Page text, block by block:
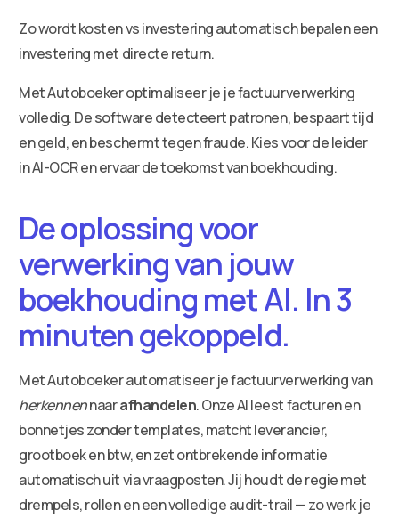
Zo wordt kosten vs investering automatisch bepalen een
investering met directe return.
Met Autoboeker optimaliseer je je factuurverwerking
volledig. De software detecteert patronen, bespaart tijd
en geld, en beschermt tegen fraude. Kies voor de leider
in AI-OCR en ervaar de toekomst van boekhouding.
De oplossing voor
verwerking van jouw
boekhouding met AI. In 3
minuten gekoppeld.
Met Autoboeker automatiseer je factuurverwerking van
herkennennaarafhandelen. Onze AI leest facturen en
bonnetjes zonder templates, matcht leverancier,
grootboek en btw, en zet ontbrekende informatie
automatisch uit via vraagposten. Jij houdt de regie met
drempels, rollen en een volledige audit-trail — zo werk je